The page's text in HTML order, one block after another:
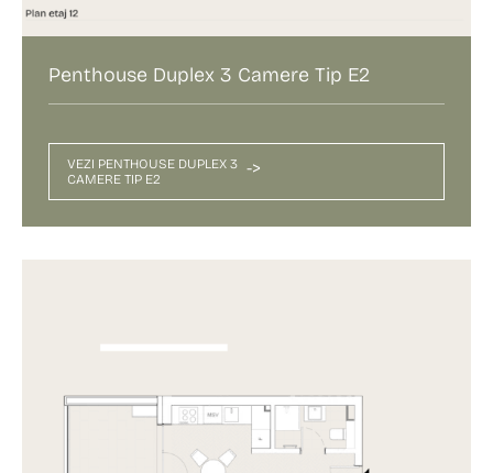
Penthouse Duplex 3 Camere Tip E2
VEZI PENTHOUSE DUPLEX 3
CAMERE TIP E2
->